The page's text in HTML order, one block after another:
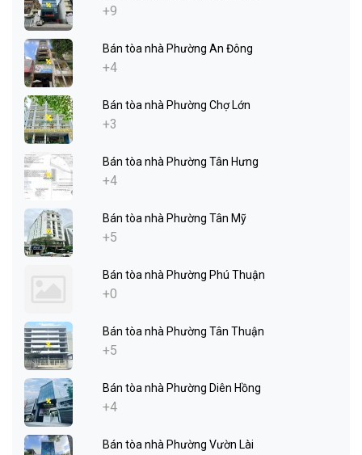
+9
Bán tòa nhà Phường An Đông
+4
Bán tòa nhà Phường Chợ Lớn
+3
Bán tòa nhà Phường Tân Hưng
+4
Bán tòa nhà Phường Tân Mỹ
+5
Bán tòa nhà Phường Phú Thuận
+0
Bán tòa nhà Phường Tân Thuận
+5
Bán tòa nhà Phường Diên Hồng
+4
Bán tòa nhà Phường Vườn Lài